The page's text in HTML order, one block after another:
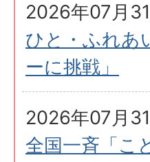
2026年07月
ひと・ふれあ
ーに挑戦」
2026年07月
全国一斉「こ